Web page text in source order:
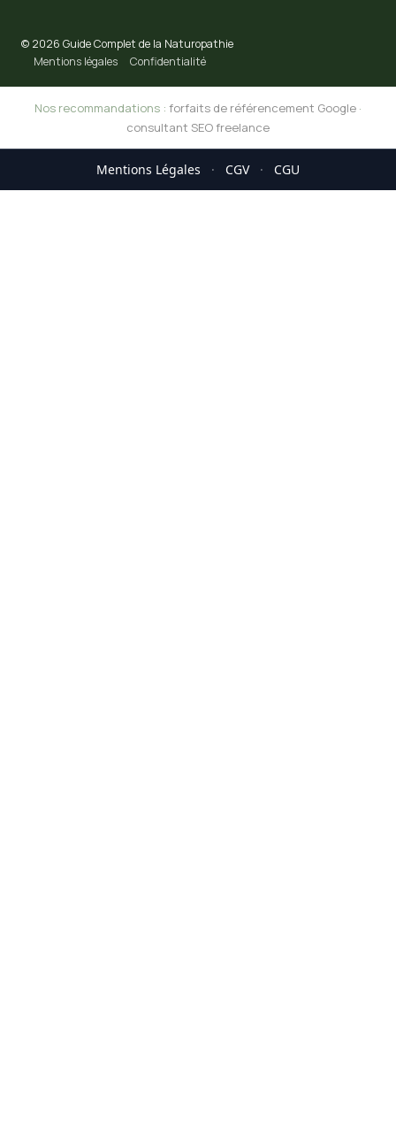
© 2026 Guide Complet de la Naturopathie
Mentions légales
Confidentialité
Nos recommandations : forfaits de référencement Google ·
consultant SEO freelance
Mentions Légales · CGV · CGU